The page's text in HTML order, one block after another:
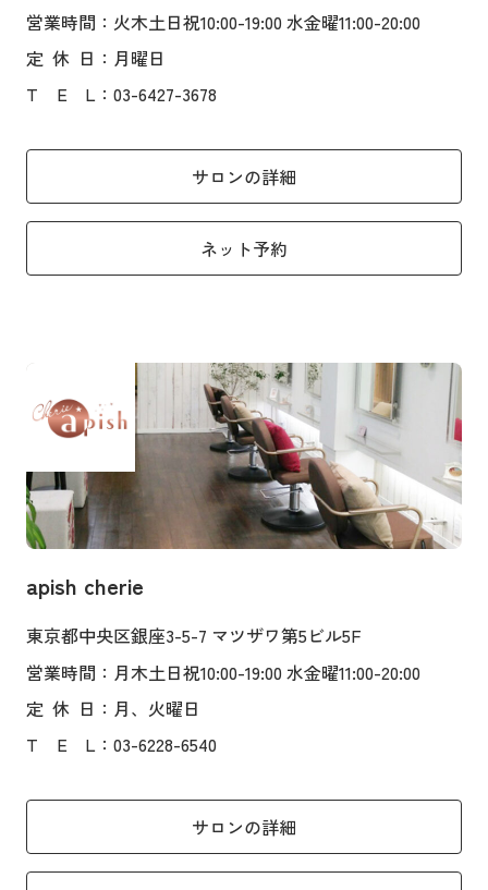
営業時間 ：火木土日祝10:00-19:00 水金曜11:00-20:00
定 休 日 ：月曜日
T
E L ：03-6427-3678
サロンの詳細
ネット予約
apish cherie
東京都中央区銀座3-5-7 マツザワ第5ビル5F
営業時間 ：月木土日祝10:00-19:00 水金曜11:00-20:00
定 休 日 ：月、火曜日
T
E L ：03-6228-6540
サロンの詳細